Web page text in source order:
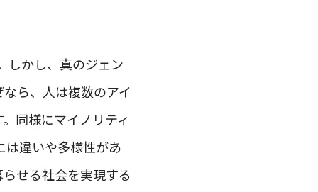
しかし、真のジェン
ら、人は複数のアイ
同様にマイノリティ
は違いや多様性があ
せる社会を実現する